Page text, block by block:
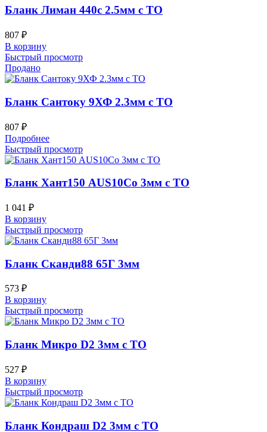
Бланк Лиман 440c 2.5мм с ТО
807 ₽
В корзину
Быстрый просмотр
Продано
Бланк Сантоку 9ХФ 2.3мм с ТО
807 ₽
Подробнее
Быстрый просмотр
Бланк Хант150 AUS10Co 3мм с ТО
1 041 ₽
В корзину
Быстрый просмотр
Бланк Сканди88 65Г 3мм
573 ₽
В корзину
Быстрый просмотр
Бланк Микро D2 3мм с ТО
527 ₽
В корзину
Быстрый просмотр
Бланк Кондраш D2 3мм с ТО